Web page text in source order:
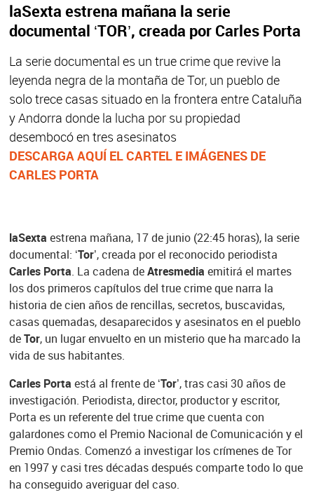
laSexta estrena mañana la serie
documental ‘TOR’, creada por Carles Porta
La serie documental es un true crime que revive la
leyenda negra de la montaña de Tor, un pueblo de
solo trece casas situado en la frontera entre Cataluña
y Andorra donde la lucha por su propiedad
desembocó en tres asesinatos
DESCARGA AQUÍ EL CARTEL E IMÁGENES DE
CARLES PORTA
laSexta estrena mañana, 17 de junio (22:45 horas), la serie
documental: ‘Tor’, creada por el reconocido periodista
Carles Porta. La cadena deAtresmedia emitirá el martes
los dos primeros capítulos del true crime que narra la
historia de cien años de rencillas, secretos, buscavidas,
casas quemadas, desaparecidos y asesinatos en el pueblo
deTor, un lugar envuelto en un misterio que ha marcado la
vida de sus habitantes.
Carles Porta está al frente de ‘Tor’, tras casi 30 años de
investigación. Periodista, director, productor y escritor,
Porta es un referente del true crime que cuenta con
galardones como el Premio Nacional de Comunicación y el
Premio Ondas. Comenzó a investigar los crímenes de Tor
en 1997 y casi tres décadas después comparte todo lo que
ha conseguido averiguar del caso.